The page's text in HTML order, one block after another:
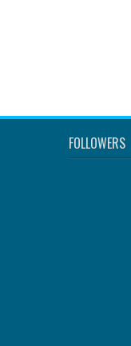
FOLLOWERS